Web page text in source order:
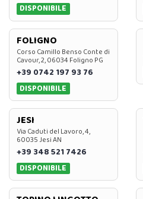
DISPONIBILE
FOLIGNO
Corso Camillo Benso Conte di
Cavour, 2, 06034 Foligno PG
+39 0742 197 93 76
DISPONIBILE
JESI
Via Caduti del Lavoro, 4,
60035 Jesi AN
+39 348 521 7426
DISPONIBILE